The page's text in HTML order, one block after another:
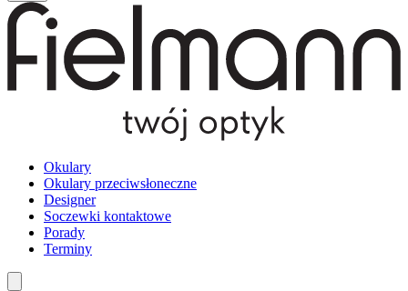
Okulary
Okulary przeciwsłoneczne
Designer
Soczewki kontaktowe
Porady
Terminy